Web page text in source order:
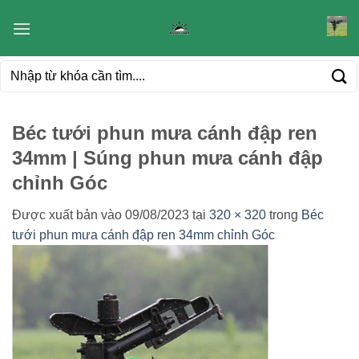
qua
dung
Tìm
Béc tưới phun mưa cánh đập ren
34mm | Súng phun mưa cánh đập
chỉnh Góc
Được xuất bản vào 09/08/2023 tại 320 × 320 trong Béc
tưới phun mưa cánh đập ren 34mm chỉnh Góc